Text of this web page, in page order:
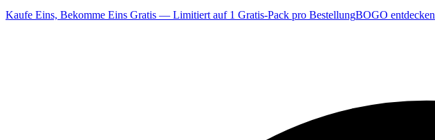
Kaufe Eins, Bekomme Eins Gratis — Limitiert auf 1 Gratis-Pack pro BestellungBOGO entdecken